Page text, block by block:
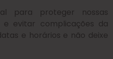
para proteger nossas
e evitar complicações da
e horários e não deixe